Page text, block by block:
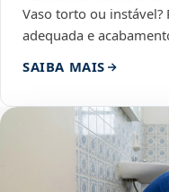
Vaso torto ou instável?
adequada e
SAIBA MAIS